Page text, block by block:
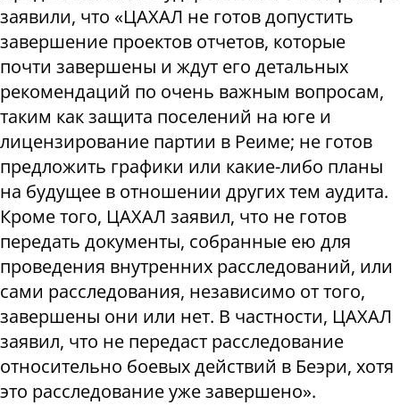
заявили, что «ЦАХАЛ не готов допустить
завершение проектов отчетов, которые
почти завершены и ждут его детальных
рекомендаций по очень важным вопросам,
таким как защита поселений на юге и
лицензирование партии в Реиме; не готов
предложить графики или какие-либо планы
на будущее в отношении других тем аудита.
Кроме того, ЦАХАЛ заявил, что не готов
передать документы, собранные ею для
проведения внутренних расследований, или
сами расследования, независимо от того,
завершены они или нет. В частности, ЦАХАЛ
заявил, что не передаст расследование
относительно боевых действий в Беэри, хотя
это расследование уже завершено».